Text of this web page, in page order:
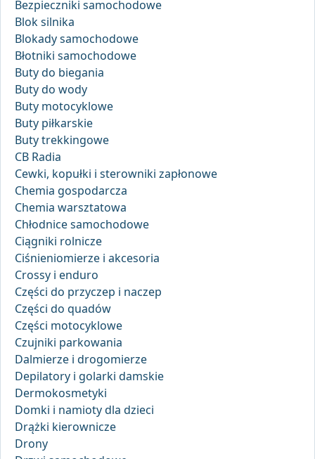
Bezpieczniki samochodowe
Blok silnika
Blokady samochodowe
Błotniki samochodowe
Buty do biegania
Buty do wody
Buty motocyklowe
Buty piłkarskie
Buty trekkingowe
CB Radia
Cewki, kopułki i sterowniki zapłonowe
Chemia gospodarcza
Chemia warsztatowa
Chłodnice samochodowe
Ciągniki rolnicze
Ciśnieniomierze i akcesoria
Crossy i enduro
Części do przyczep i naczep
Części do quadów
Części motocyklowe
Czujniki parkowania
Dalmierze i drogomierze
Depilatory i golarki damskie
Dermokosmetyki
Domki i namioty dla dzieci
Drążki kierownicze
Drony